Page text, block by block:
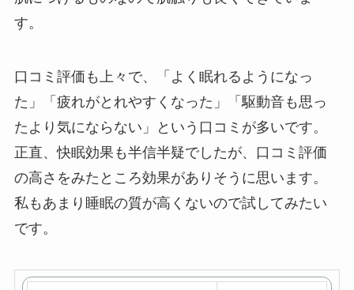
す。
口コミ評価も上々で、「よく眠れるようになっ
た」「疲れがとれやすくなった」「駆動音も思っ
たより気にならない」という口コミが多いです。
正直、快眠効果も半信半疑でしたが、口コミ評価
の高さをみたところ効果がありそうに思います。
私もあまり睡眠の質が高くないので試してみたい
です。